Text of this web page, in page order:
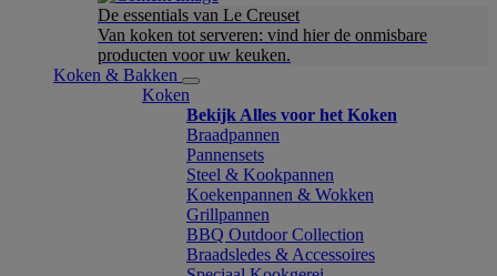
De essentials van Le Creuset
Van koken tot serveren: vind hier de onmisbare
producten voor uw keuken.
Koken & Bakken
Koken
Bekijk Alles voor het Koken
Braadpannen
Pannensets
Steel & Kookpannen
Koekenpannen & Wokken
Grillpannen
BBQ Outdoor Collection
Braadsledes & Accessoires